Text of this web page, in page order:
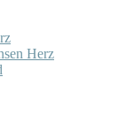
Herz